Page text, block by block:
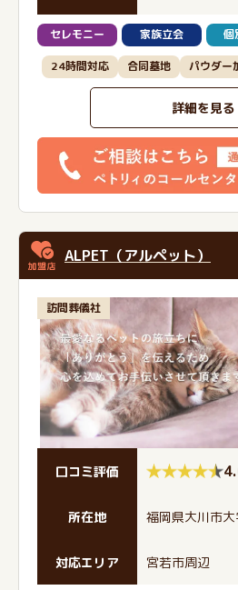
セレモニー 家族立会 個
24時間対応 合同墓地 パウダー
詳細を見る
ALPET（アルペット）
訪問葬儀社
口コミ評価
所在地 福岡県大川市
対応エリア 宮若市周辺